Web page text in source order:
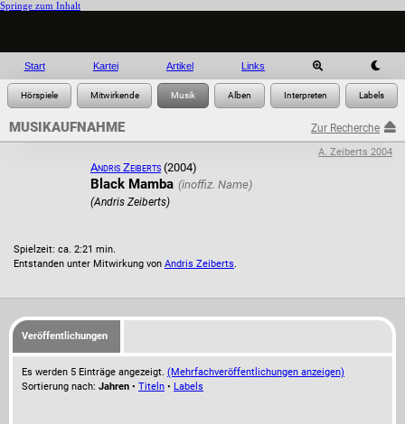
Springe zum Inhalt
Start Kartei Artikel Links
MUSIKAUFNAHME Zur Recherche
A. Zeiberts 2004
Andris Zeiberts (2004)
Black Mamba
(Andris Zeiberts)
Spielzeit: ca. 2:21 min.
Entstanden unter Mitwirkung von Andris Zeiberts
Veröffentlichungen
Es werden 5 Einträge angezeigt. (Mehrfachveröffentlichungen anzeigen)
Sortierung nach: Jahren • Titeln • Labels